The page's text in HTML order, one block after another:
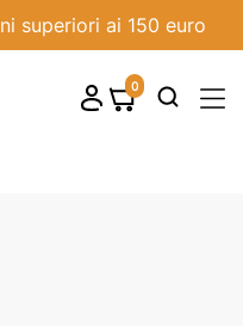
superiori ai 150 euro
 shopping_cart0